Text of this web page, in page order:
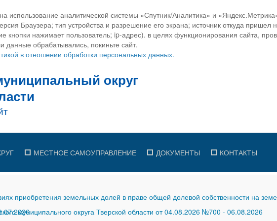
использование аналитической системы «Спутник/Аналитика» и
Браузера; тип устройства и разрешение его экрана; источник откуда пришел
кнопки нажимает пользователь; ip-адрес). в целях функционирования сайта,
данные обрабатывались, покиньте сайт.
в отношении обработки персональных данных.
МЕСТНОЕ САМОУПРАВЛЕНИЕ ДОКУМЕНТЫ КОНТАКТЫ
приобретения земельных долей в праве общей долевой собственности на
муниципального округа Тверской области от 04.08.2026 №700 - 06.08.2026